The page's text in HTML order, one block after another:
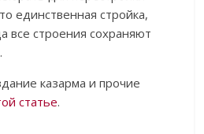
единственная стройка,
все строения сохраняют
казарма и прочие
статье.